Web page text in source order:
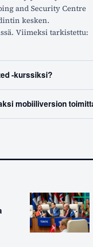
and Security Centre
kesken.
Viimeksi tarkistettu:
-kurssiksi?
mobiiliversion